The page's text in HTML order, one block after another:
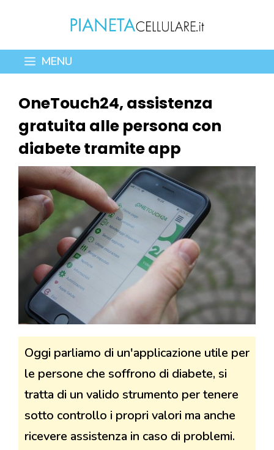
contenuto
MENU
OneTouch24, assistenza
gratuita alle persona con
diabete tramite app
Oggi parliamo di un'applicazione utile per
le persone che soffrono di diabete, si
tratta di un valido strumento per tenere
sotto controllo i propri valori ma anche
ricevere assistenza in caso di problemi.